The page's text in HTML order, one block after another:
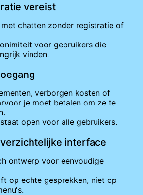
vereist
chatten zonder registratie of
voor gebruikers die
vinden.
verborgen kosten of
je moet betalen om ze te
open voor alle gebruikers.
interface
ontwerp voor eenvoudige
op echte gesprekken, niet op